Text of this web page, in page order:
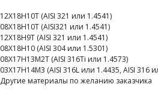
12Х18Н10Т (AISI 321 или 1.4541)
08Х18Н10Т (AISI321 или 1.4541)
12Х18Н9Т (AISI 321 или 1.4541)
08Х18Н10 (AISI 304 или 1.5301)
08Х17Н13М2Т (AISI 316Ti или 1.4573)
03Х17Н14М3 (AISI 316L или 1.4435, AISI 316
Другие материалы по желанию заказчика